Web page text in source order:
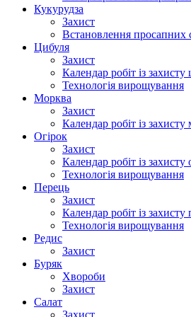
Кукурудза
Захист
Встановлення просапних
Цибуля
Захист
Календар робіт із захисту
Технологія вирощування
Морква
Захист
Календар робіт із
Огірок
Захист
Календар робіт із захисту
Технологія вирощування
Перець
Захист
Календар робіт із
Технологія вирощування
Редис
Захист
Буряк
Хвороби
Захист
Салат
Захист